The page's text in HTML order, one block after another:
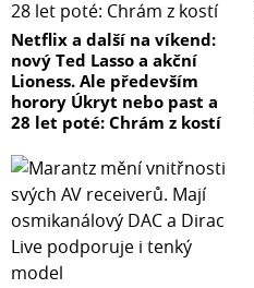
Netflix a další na víkend:
nový Ted Lasso a akční
Lioness. Ale především
horory Úkryt nebo past a
28 let poté: Chrám z kostí